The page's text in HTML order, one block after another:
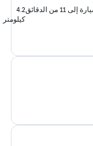
11 من الدقائق
4.2
كيلومتر